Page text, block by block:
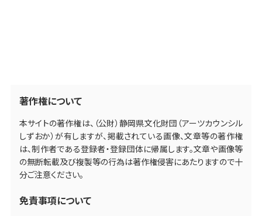
著作権について
本サイトの著作権は、（公財）静岡県文化財団（アーツカウンシル
しずおか）が有しますが、掲載されている画像、文章等の著作権
は、制作者である登録者・登録団体に帰属します。文章や画像等
の無断転載及び複製等の行為は著作権侵害にあたりますので十
分ご注意ください。
免責事項について